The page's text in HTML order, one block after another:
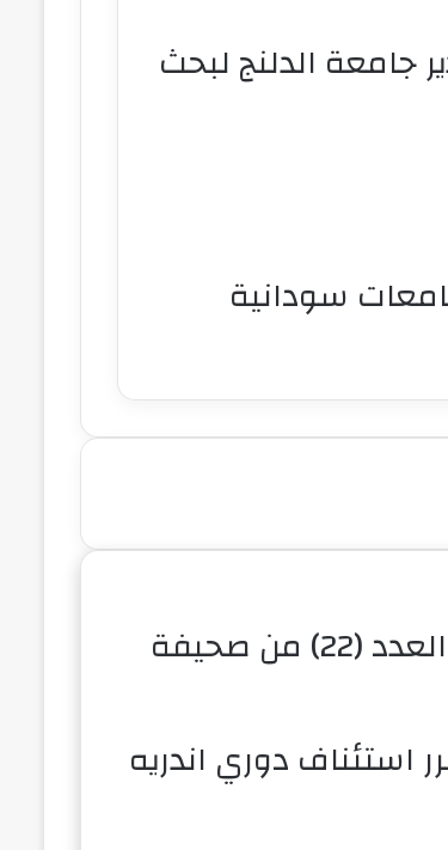
جامعة الدلنج لبحث
سودانية
التحول الرقمي وإنجازات “الجزيرة” تتصدر العدد (22) من صحيفة
استئناف دوري اندريه